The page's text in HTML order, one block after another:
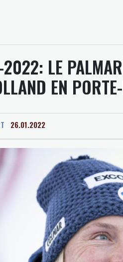
LE
EN
26.01.2022